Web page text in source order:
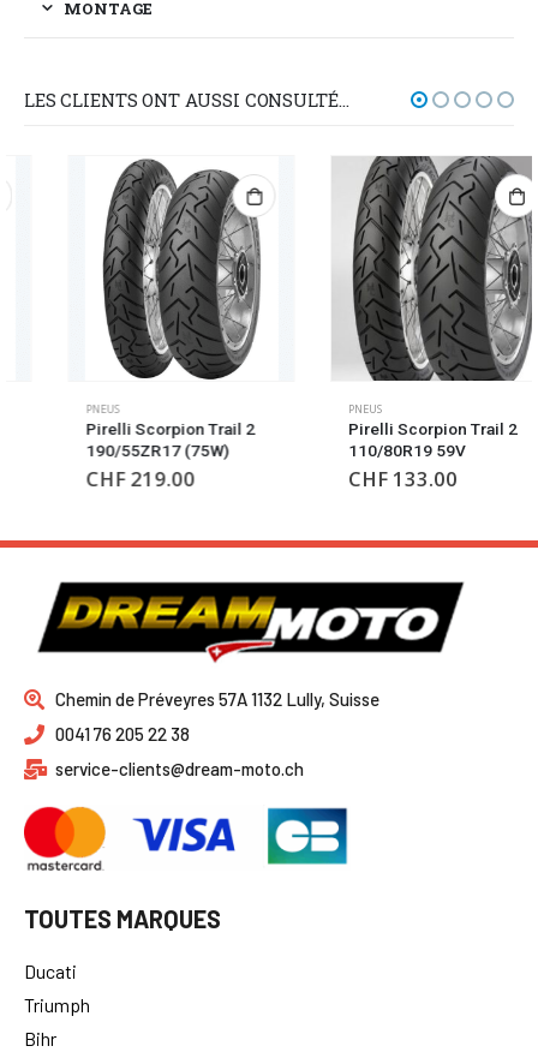
MONTAGE
LES CLIENTS ONT AUSSI CONSULTÉ…
Pirelli Scorpion Trail 2
190/55ZR17 (75W)
219.00
Pirelli Scorpion Trail 2
110/80R19 59V
133.00
Chemin de Préveyres 57A 1132 Lully, Suisse
0041 76 205 22 38
service-clients@dream-moto.ch
TOUTES MARQUES
Ducati
Triumph
Bihr